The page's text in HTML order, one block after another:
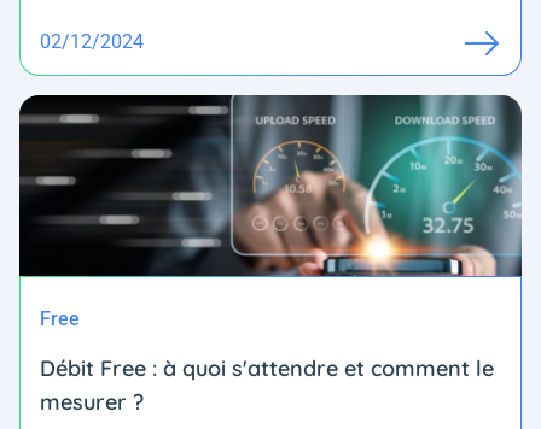
02/12/2024
Free
Débit Free : à quoi s'attendre et comment le
mesurer ?